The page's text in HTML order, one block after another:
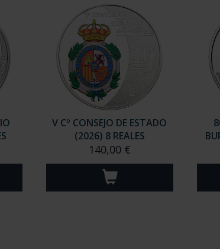
V Cº CONSEJO DE ESTADO
(2026) 8 REALES
140,00 €